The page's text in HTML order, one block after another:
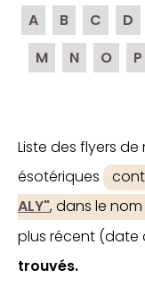
A B C D
M
N O P
Liste des flyers
ésotériques
ALY", dans le
plus récent (date
trouvés.